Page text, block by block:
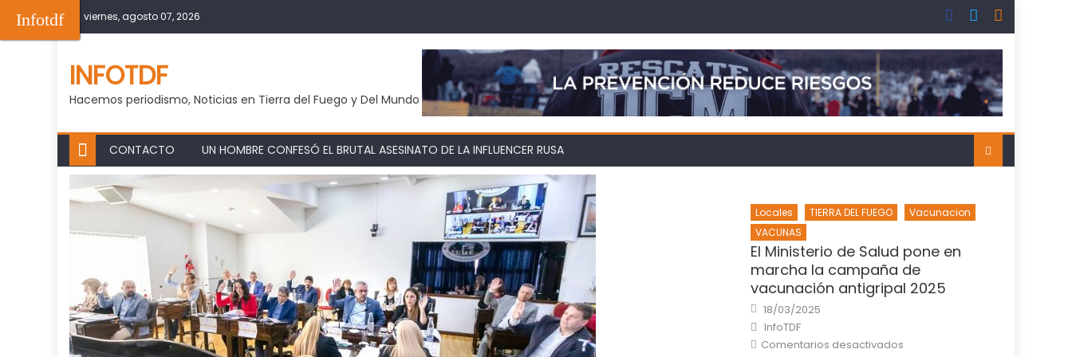
to
viernes, agosto 07, 2026
INFOTDF
Hacemos periodismo, Noticias en Tierra del Fuego y Del Mundo
CONTACTO UN HOMBRE CONFESÓ EL BRUTAL ASESINATO DE LA INFLUENCER RUSA
Locales TIERRA DEL FUEGO
Vacunacion
VACUNAS
El Ministerio de Salud pone en
marcha la campaña de
vacunación antigripal 2025
Posted
on
18/03/2025
Author
InfoTDF
Comentarios desactivados
Infotdf